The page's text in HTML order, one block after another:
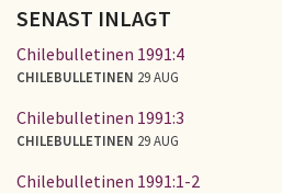
SENAST INLAGT
Chilebulletinen 1991:4
CHILEBULLETINEN 29 AUG
Chilebulletinen 1991:3
CHILEBULLETINEN 29 AUG
Chilebulletinen 1991:1-2